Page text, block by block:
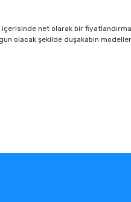
net olarak bir
olacak şekilde duşakabin